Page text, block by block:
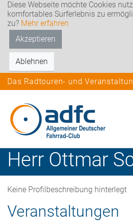
Diese Webseite möchte Cookies
komfortables Surferlebnis zu
zu? Mehr erfahren
Akzeptieren
Ablehnen
Das Radtouren- und
Herr Ottmar
Keine Profilbeschreibung hinterlegt
Veranstaltungen